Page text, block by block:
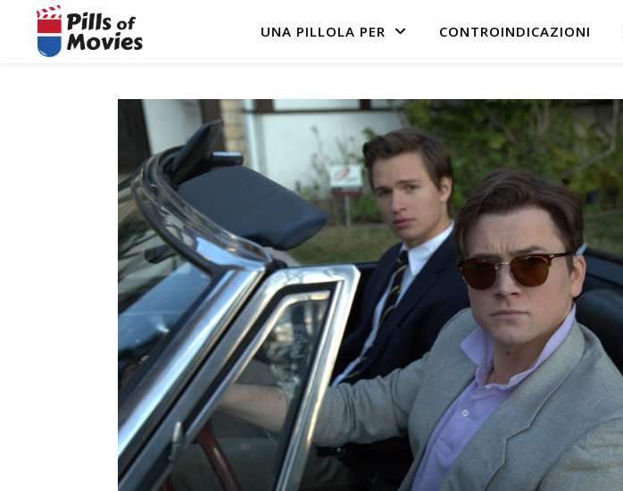
UNA PILLOLA PER CONTROINDICAZIONI